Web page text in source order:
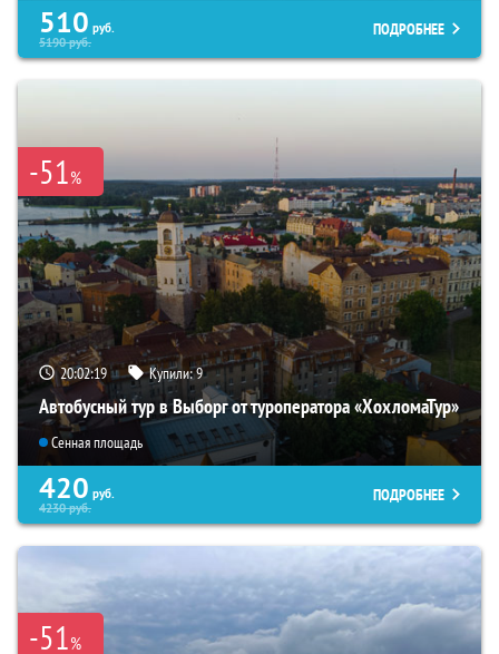
510 руб.
5190руб.
ПОДРОБНЕЕ
-51%
20:02:17 Купили:9
Автобусный тур в Выборг от туроператора «ХохломаТур»
Сенная площадь
420 руб.
4230руб.
ПОДРОБНЕЕ
-51%